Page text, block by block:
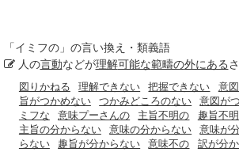
「イミフの 」の言い換え・類義語
人の言動などが理解可能な範疇の外にある
図りかねる 理解できない 把握できない 意
旨がつかめない
つかみどころのない 意図が
ミフな
意味プーさんの 主旨不明の 趣旨不
主旨の分からない
意味の分からない 意味が
らない
趣旨が分からない 意味不の 訳が分